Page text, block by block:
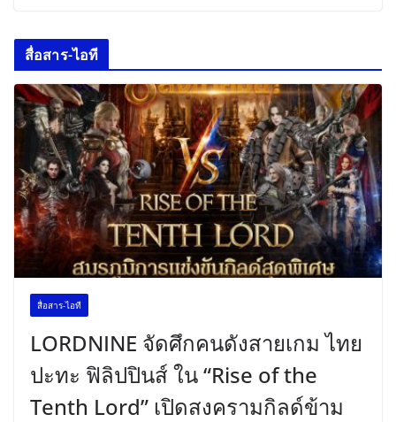
สื่อสาร-ไอที
สื่อสาร-ไอที
LORDNINE จัดศึกคนดังสายเกม ไทย
ปะทะ ฟิลิปปินส์ ใน “Rise of the
Tenth Lord” เปิดสงครามกิลด์ข้าม